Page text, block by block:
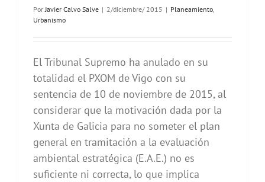
Por Javier Calvo Salve | 2/diciembre/ 2015 | Planeamiento
Urbanismo
El Tribunal Supremo ha anulado en su
totalidad el PXOM de Vigo con su
sentencia de 10 de noviembre de 2015, al
considerar que la motivación dada por la
Xunta de Galicia para no someter el plan
general en tramitación a la evaluación
ambiental estratégica (E.A.E.) no es
suficiente ni correcta, lo que implica